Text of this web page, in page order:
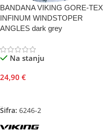
BANDANA VIKING GORE-TEX
INFINUM WINDSTOPER
ANGLES dark grey
Na stanju
24,90 €
Šifra: 6246-2